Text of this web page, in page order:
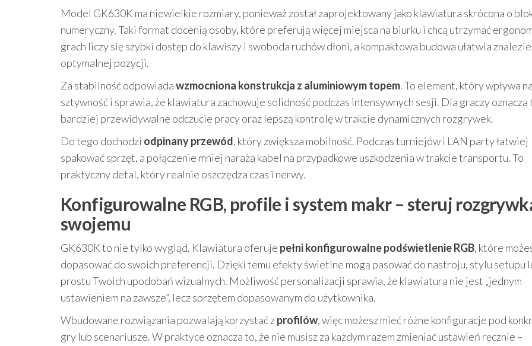
Model GK630K ma niewielkie rozmiary, ponieważ został zaprojektowany jako klawiatura skrócona o
numeryczny. Taki format docenią osoby, które preferują więcej miejsca na biurku i chcą utrzymać
grach liczy się szybki dostęp do klawiszy i swoboda ruchów dłoni, a kompaktowa budowa ułatwia
optymalnej pozycji.
Za stabilność odpowiadawzmocniona konstrukcja z aluminiowym topem. To element, który wpływa na
sztywność i sprawia, że klawiatura zachowuje solidność podczas intensywnych sesji. Dla graczy oznacza
bardziej przewidywalne odczucie pracy oraz lepszą kontrolę w trakcie dynamicznych rozgrywek.
Do tego dochodzi odpinany przewód, który zwiększa mobilność. Podczas turniejów i LAN party łatwiej
spakować sprzęt, a połączenie mniej naraża kabel na przypadkowe uszkodzenia w trakcie transportu. To
praktyczny detal, który realnie oszczędza czas i nerwy.
Konfigurowalne RGB, profile i system makr – steruj
swojemu
GK630K to nie tylko wygląd. Klawiatura oferuje pełni konfigurowalne podświetlenie RGB, które
dopasować do swoich preferencji. Dzięki temu efekty świetlne mogą pasować do nastroju, stylu setupu
prostu Twoich upodobań wizualnych. Możliwość personalizacji sprawia, że klawiatura nie jest „jednym
ustawieniem na zawsze”, lecz sprzętem dopasowanym do użytkownika.
Wbudowane rozwiązania pozwalają korzystać zprofilów, więc możesz mieć różne konfiguracje pod
gry lub scenariusze. W praktyce oznacza to, że nie musisz za każdym razem zmieniać ustawień ręcznie –